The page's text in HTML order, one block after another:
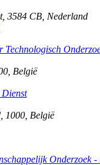
, 3584 CB Nederland
Technologisch
België
Dienst
1000 België
Onderzoek